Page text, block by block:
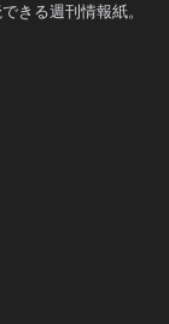
きる週刊情報紙。